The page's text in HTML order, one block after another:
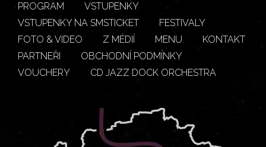
PROGRAM
VSTUPENKY
VSTUPENKY NA SMSTICKET
FESTIVALY
FOTO & VIDEO
Z MÉDIÍ MENU
KONTAKT
PARTNEŘI
OBCHODNÍ PODMÍNKY
VOUCHERY
CD JAZZ DOCK ORCHESTRA